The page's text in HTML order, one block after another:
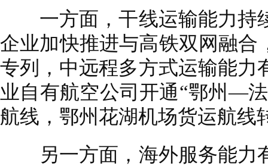
一方面，干线运输能力持
企业加快推进与高铁双网融
专列，中远程多方式运输能力
业自有航空公司开通“鄂州—
航线，鄂州花湖机场货运航线
另一方面，海外服务能力